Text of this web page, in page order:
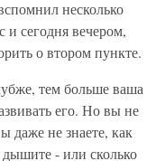
несколько
и сегодня вечером,
о втором пункте.
тем больше ваша
его. Но вы не
даже не знаете, как
- или сколько